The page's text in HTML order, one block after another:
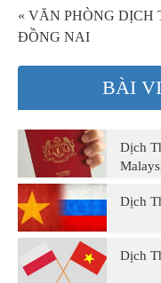
« VĂN PHÒNG
ĐỒNG NAI
BÀI
Dịch
Dịch
Dịch